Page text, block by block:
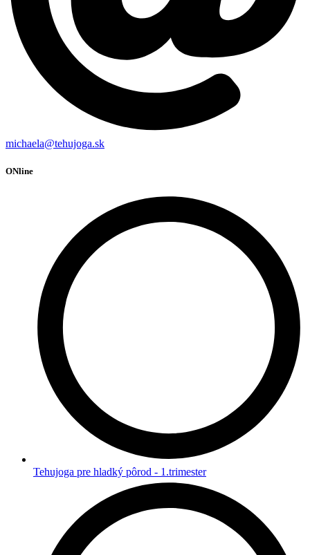
michaela@tehujoga.sk
ONline
Tehujoga pre hladký pôrod - 1.trimester